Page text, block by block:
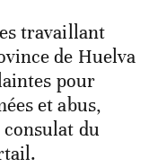
travaillant
de Huelva
pour
et abus,
du